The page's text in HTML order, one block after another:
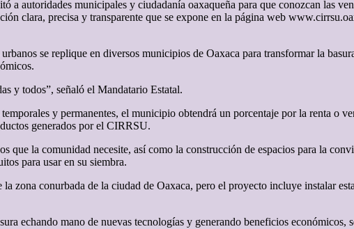
a autoridades municipales y ciudadanía oaxaqueña para que conozcan las
clara, precisa y transparente que se expone en la página web
se replique en diversos municipios de Oaxaca para transformar la
y todos”, señaló el Mandatario Estatal.
y permanentes, el municipio obtendrá un porcentaje por la renta o
generados por el CIRRSU.
la comunidad necesite, así como la construcción de espacios para la
para usar en su siembra.
zona conurbada de la ciudad de Oaxaca, pero el proyecto incluye instalar
echando mano de nuevas tecnologías y generando beneficios económicos,